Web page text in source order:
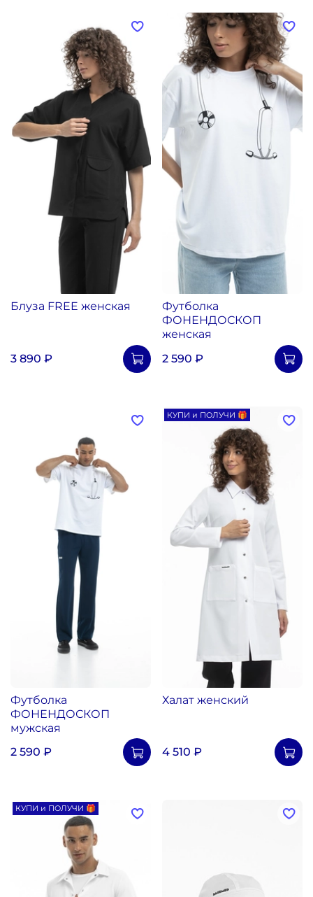
Блуза FREE женская
3 890 ₽
Футболка
ФОНЕНДОСКОП
женская
2 590 ₽
Футболка
ФОНЕНДОСКОП
мужская
2 590 ₽
КУПИ и ПОЛУЧИ 🎁
Халат женский
4 510 ₽
КУПИ и ПОЛУЧИ 🎁